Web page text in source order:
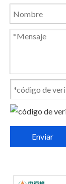
Enviar